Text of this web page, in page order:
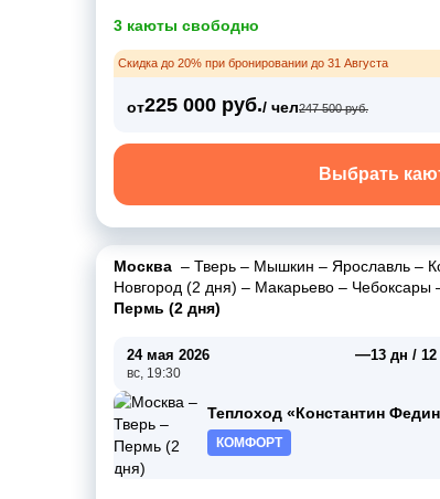
3 каюты свободно
Скидка до 20% при бронировании до 31 Августа
от225 000 руб./ чел247 500 руб.
Выбрать
Москва – Тверь – Мышкин – Ярославль –
Новгород (2 дня) – Макарьево – Чебоксары
Пермь (2 дня)
24 мая 2026
вс, 19:30
—13 дн / 12
Теплоход «Константин
КОМФОРТ